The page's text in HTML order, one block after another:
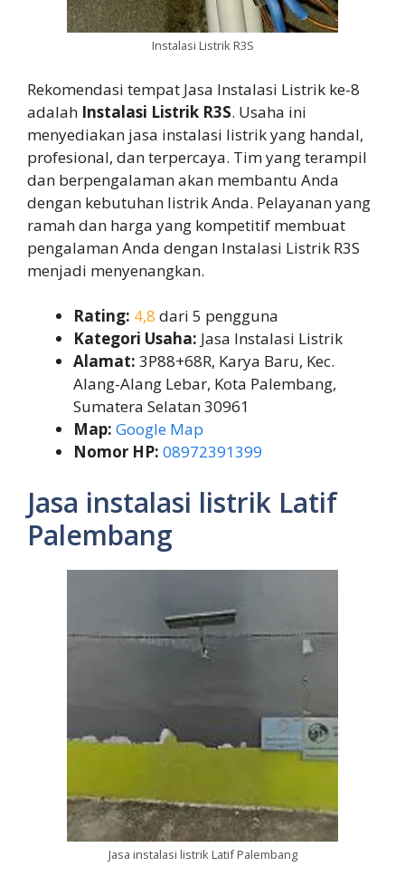
Instalasi Listrik R3S
Rekomendasi tempat Jasa Instalasi Listrik ke-8
adalah Instalasi Listrik R3S. Usaha ini
menyediakan jasa instalasi listrik yang handal,
profesional, dan terpercaya. Tim yang terampil
dan berpengalaman akan membantu Anda
dengan kebutuhan listrik Anda. Pelayanan yang
ramah dan harga yang kompetitif membuat
pengalaman Anda dengan Instalasi Listrik R3S
menjadi menyenangkan.
Rating: 4,8 dari 5 pengguna
Kategori Usaha: Jasa Instalasi Listrik
Alamat: 3P88+68R, Karya Baru, Kec.
Alang-Alang Lebar, Kota Palembang,
Sumatera Selatan 30961
Map: Google Map
Nomor HP: 08972391399
Jasa instalasi listrik Latif
Palembang
Jasa instalasi listrik Latif Palembang